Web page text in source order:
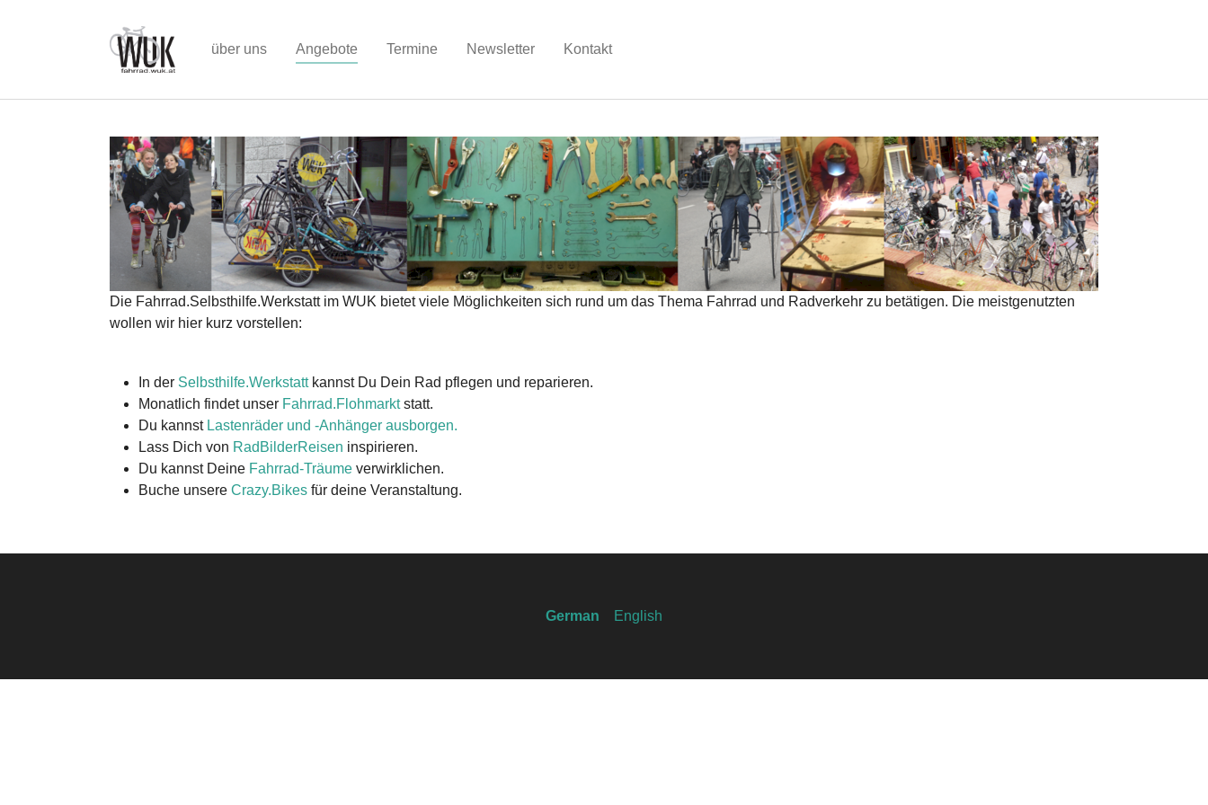
über uns Angebote(current)Termine Newsletter Kontakt
Die Fahrrad.Selbsthilfe.Werkstatt im WUK bietet viele Möglichkeiten sich rund um das Thema Fahrrad und Radverkehr zu betätigen. Die meistgenutzten
wollen wir hier kurz vorstellen:
In der Selbsthilfe.Werkstattkannst Du Dein Rad pflegen und reparieren.
Monatlich findet unser Fahrrad.Flohmarktstatt.
Du kannstLastenräder und -Anhänger ausborgen.
Lass Dich von RadBilderReisen inspirieren.
Du kannst Deine Fahrrad-Träume verwirklichen.
Buche unsere Crazy.Bikes für deine Veranstaltung.
German English